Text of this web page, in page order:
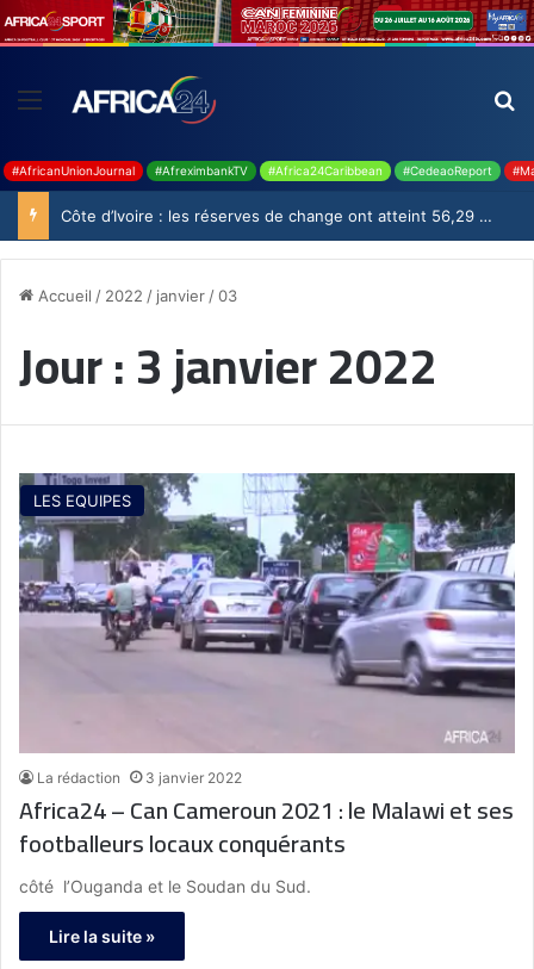
#AfricanUnionJournal #AfreximbankTV #Africa24Caribbean #CedeaoReport
Côte d’Ivoire : les réserves de change ont atteint 56,29 milliards USD en juillet
Accueil / 2022 / janvier /03
Jour :3 janvier 2022
LES EQUIPES
La rédaction 3 janvier 2022
Africa24 – Can Cameroun 2021 : le Malawi et ses
footballeurs locaux conquérants
côté l’Ouganda et le Soudan du Sud.
Lire la suite »